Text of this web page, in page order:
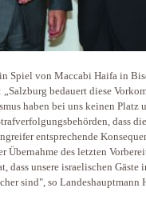
Spiel von Maccabi Haifa in
bedauert diese
haben bei uns keinen Platz
dass
entsprechende
Übernahme des letzten
dass unsere israelischen Gäste
sind", so Landeshauptmann